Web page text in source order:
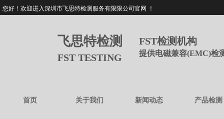
您好！欢迎进入深圳市飞思特检测服务有限限公司官网 ！
飞思特检测
FST TESTING
FST检测机构
提供电磁兼容(EMC)检
首页 关于我们 新闻动态 产品检测